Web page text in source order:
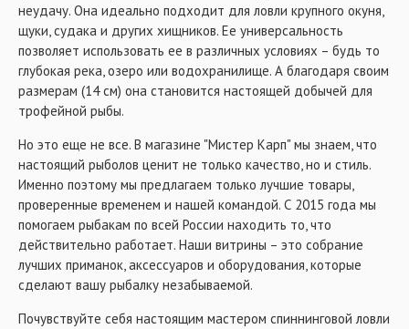
неудачу. Она идеально подходит для ловли крупного окуня,
щуки, судака и других хищников. Ее универсальность
позволяет использовать ее в различных условиях – будь то
глубокая река, озеро или водохранилище. А благодаря своим
размерам (14 см) она становится настоящей добычей для
трофейной рыбы.
Но это еще не все. В магазине "Мистер Карп" мы знаем, что
настоящий рыболов ценит не только качество, но и стиль.
Именно поэтому мы предлагаем только лучшие товары,
проверенные временем и нашей командой. С 2015 года мы
помогаем рыбакам по всей России находить то, что
действительно работает. Наши витрины – это собрание
лучших приманок, аксессуаров и оборудования, которые
сделают вашу рыбалку незабываемой.
Почувствуйте себя настоящим мастером спиннинговой ловли